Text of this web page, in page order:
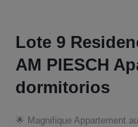
Lote 9
AM PIESCH
dormitorios
🌟 Magnifique Appartement